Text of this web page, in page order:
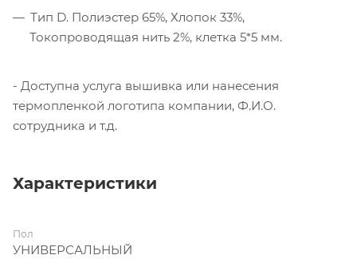
Тип D. Полиэстер 65%, Хлопок 33%,
Токопроводящая нить 2%, клетка 5*5 мм.
- Доступна услуга вышивка или нанесения
термопленкой логотипа компании, Ф.И.О.
сотрудника и т.д.
Характеристики
Пол
УНИВЕРСАЛЬНЫЙ